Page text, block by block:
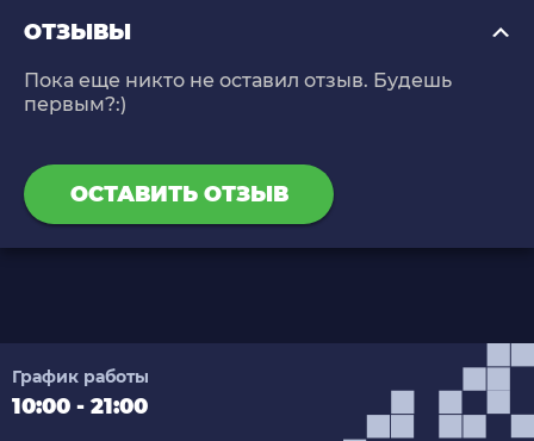
ОТЗЫВЫ
Пока еще никто не оставил отзыв. Будешь
первым?:)
ОСТАВИТЬ ОТЗЫВ
График работы
10:00 - 21:00